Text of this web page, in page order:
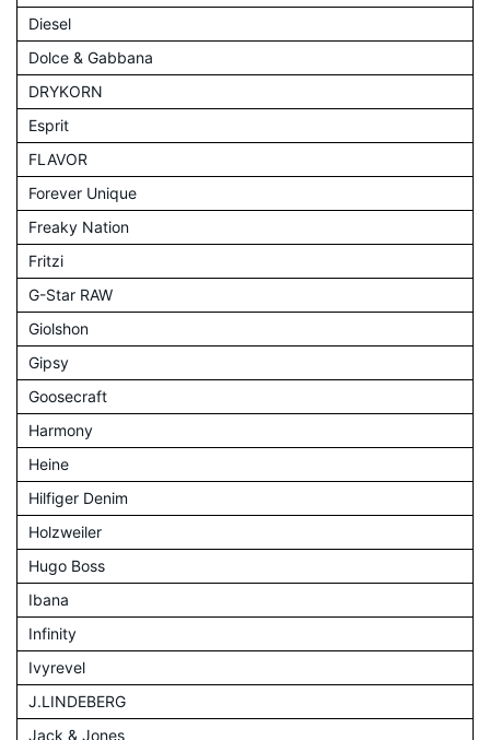
Diesel
Dolce & Gabbana
DRYKORN
Esprit
FLAVOR
Forever Unique
Freaky Nation
Fritzi
G-Star RAW
Giolshon
Gipsy
Goosecraft
Harmony
Heine
Hilfiger Denim
Holzweiler
Hugo Boss
Ibana
Infinity
Ivyrevel
J.LINDEBERG
Jack & Jones